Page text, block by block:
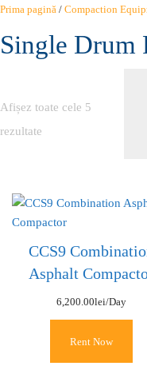
Sari
conținut
Prima pagină / Compaction
Single Drum
Afișez toate cele 5
rezultate
CCS9
Asphalt
6,200.00lei/Day
Rent Now